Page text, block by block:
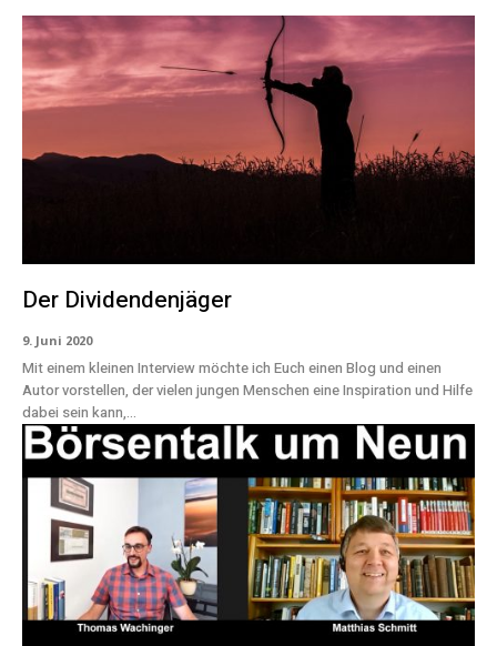
Der Dividendenjäger
9. Juni 2020
Mit einem kleinen Interview möchte ich Euch einen Blog und einen
Autor vorstellen, der vielen jungen Menschen eine Inspiration und Hilfe
dabei sein kann,...